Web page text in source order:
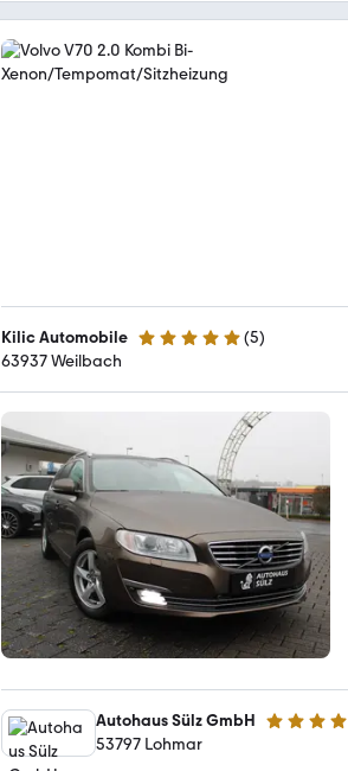
Kilic Automobile 4.8 Sterne (5)
63937 Weilbach
Autohaus Sülz GmbH 4.6 Sterne
53797 Lohmar